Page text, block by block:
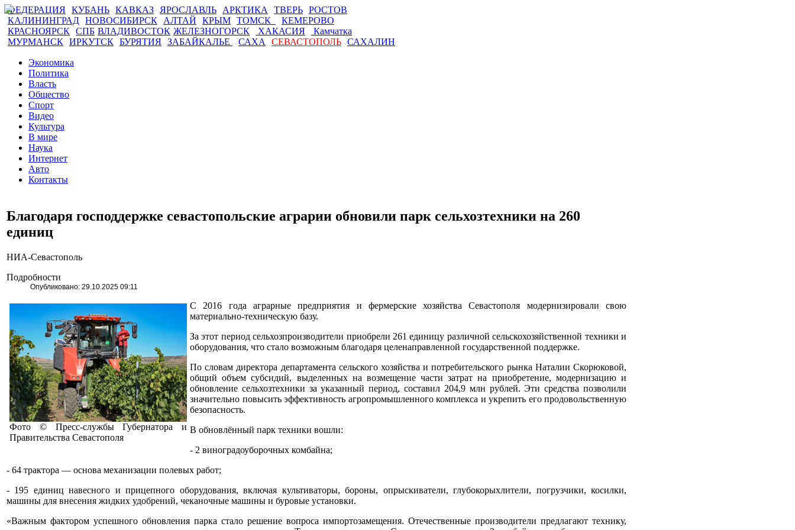
ФЕДЕРАЦИЯ КУБАНЬ КАВКАЗ ЯРОСЛАВЛЬ АРКТИКА ТВЕРЬ РОСТОВ
КАЛИНИНГРАД НОВОСИБИРСК АЛТАЙ КРЫМ ТОМСК
КЕМЕРОВО
КРАСНОЯРСК СПБ ВЛАДИВОСТОК ЖЕЛЕЗНОГОРСК ХАКАСИЯ
Камчатка
МУРМАНСК ИРКУТСК БУРЯТИЯ ЗАБАЙКАЛЬЕ САХА СЕВАСТОПОЛЬ САХАЛИН
Экономика
Политика
Власть
Общество
Спорт
Видео
Культура
В мире
Наука
Интернет
Авто
Контакты
Благодаря господдержке севастопольские аграрии обновили парк сельхозтехники на 260
единиц
НИА-Севастополь
Подробности
Опубликовано: 29.10.2025 09:11
Фото © Пресс-службы Губернатора и
Правительства Севастополя
С 2016 года аграрные предприятия и фермерские хозяйства Севастополя модернизировали свою
материально-техническую базу.
За этот период сельхозпроизводители приобрели 261 единицу различной сельскохозяйственной техники и
оборудования, что стало возможным благодаря целенаправленной государственной поддержке.
По словам директора департамента сельского хозяйства и потребительского рынка Наталии Скорюковой,
общий объем субсидий, выделенных на возмещение части затрат на приобретение, модернизацию и
обновление сельхозтехники за указанный период, составил 204,9 млн рублей. Эти средства позволили
значительно повысить эффективность агропромышленного комплекса и укрепить его продовольственную
безопасность.
В обновлённый парк техники вошли:
- 2 виноградоуборочных комбайна;
- 64 трактора — основа механизации полевых работ;
- 195 единиц навесного и прицепного оборудования, включая культиваторы, бороны, опрыскиватели, глубокорыхлители, погрузчики, косилки,
машины для внесения жидких удобрений, чеканочные машины и буровые установки.
«Важным фактором успешного обновления парка стало решение вопроса импортозамещения. Отечественные производители предлагают технику,